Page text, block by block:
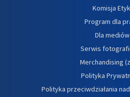
Komisja
Program dla
Dla mediów
Serwis
Merchandising
Polityka
Polityka przeciwdziałania